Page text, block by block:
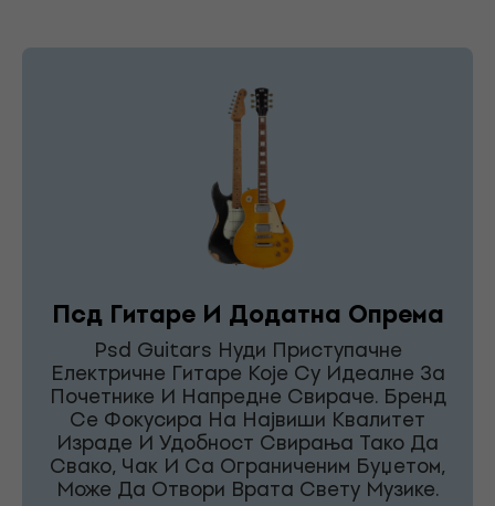
Псд Гитаре И Додатна Опрема
Psd Guitars Нуди Приступачне
Електричне Гитаре Које Су Идеалне За
Почетнике И Напредне Свираче. Бренд
Се Фокусира На Највиши Квалитет
Израде И Удобност Свирања Тако Да
Свако, Чак И Са Ограниченим Буџетом,
Може Да Отвори Врата Свету Музике.